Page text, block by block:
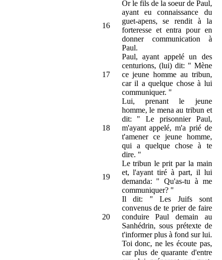
16
Or le fils de la soeur de Paul,
ayant eu connaissance du
guet-apens, se rendit à la
forteresse et entra pour en
donner communication à
Paul.
17
Paul, ayant appelé un des
centurions, (lui) dit: " Mène
ce jeune homme au tribun,
car il a quelque chose à lui
communiquer. "
18
Lui, prenant le jeune
homme, le mena au tribun et
dit: " Le prisonnier Paul,
m'ayant appelé, m'a prié de
t'amener ce jeune homme,
qui a quelque chose à te
dire. "
19
Le tribun le prit par la main
et, l'ayant tiré à part, il lui
demanda: " Qu'as-tu à me
communiquer? "
20
Il dit: " Les Juifs sont
convenus de te prier de faire
conduire Paul demain au
Sanhédrin, sous prétexte de
t'informer plus à fond sur lui.
Toi donc, ne les écoute pas,
car plus de quarante d'entre